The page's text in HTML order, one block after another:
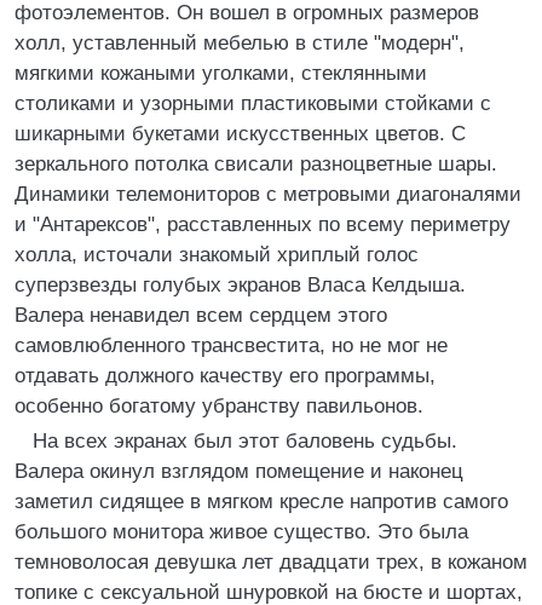
фотоэлементов. Он вошел в огромных размеров
холл, уставленный мебелью в стиле "модерн",
мягкими кожаными уголками, стеклянными
столиками и узорными пластиковыми стойками с
шикарными букетами искусственных цветов. С
зеркального потолка свисали разноцветные шары.
Динамики телемониторов с метровыми диагоналями
и "Антарексов", расставленных по всему периметру
холла, источали знакомый хриплый голос
суперзвезды голубых экранов Власа Келдыша.
Валера ненавидел всем сердцем этого
самовлюбленного трансвестита, но не мог не
отдавать должного качеству его программы,
особенно богатому убранству павильонов.
На всех экранах был этот баловень судьбы.
Валера окинул взглядом помещение и наконец
заметил сидящее в мягком кресле напротив самого
большого монитора живое существо. Это была
темноволосая девушка лет двадцати трех, в кожаном
топике с сексуальной шнуровкой на бюсте и шортах,